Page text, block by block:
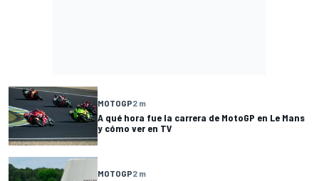
MOTOGP2 m
A qué hora fue la carrera de MotoGP en Le Mans
y cómo ver en TV
MOTOGP2 m